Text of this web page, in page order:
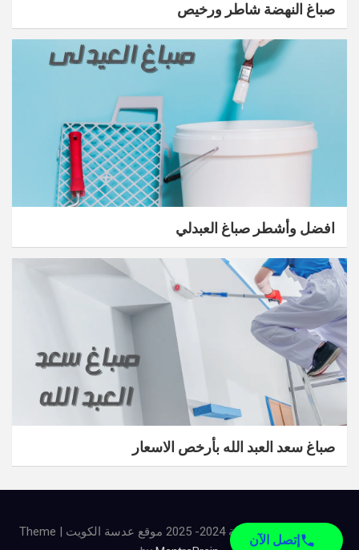
صباغ النهضة شاطر ورخيص
افضل وأشطر صباغ العبدلي
صباغ سعد العبد الله بأرخص الاسعار
جميع الحقوق محفوظة 2024- 2025 موقع عدسة الكويت | Theme
إتصل الآن